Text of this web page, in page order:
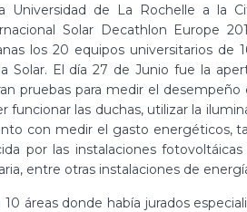
Universidad de La Rochelle a la
Solar Decathlon Europe
los 20 equipos universitarios de
Solar. El día 27 de Junio fue la
pruebas para medir el
funcionar las duchas, utilizar la
con medir el gasto energéticos,
por las instalaciones
entre otras instalaciones de
áreas donde había jurados